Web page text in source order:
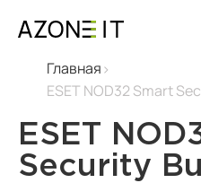
Главная
ESET NOD32 Smart
ESET
Security